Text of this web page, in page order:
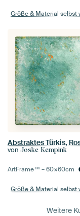
Größe & Material selbst
Abstraktes Türkis,
von Joske Kempink
ArtFrame™ –60×60cm
Größe & Material selbst
Weitere